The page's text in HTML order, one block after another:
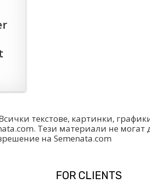
текстове, картинки,
Тези материали не
на Semenata.com
FOR CLIENTS